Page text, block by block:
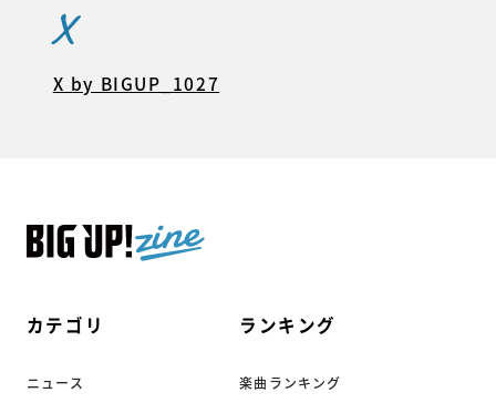
カテゴリ
ニュース
ランキング
楽曲ランキング
X
X by BIGUP_1027